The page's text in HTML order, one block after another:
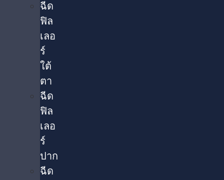
ฉีด
ฟิล
เลอ
ร์
ใต้
ตา​
ฉีด
ฟิล
เลอ
ร์
ปาก
ฉีด